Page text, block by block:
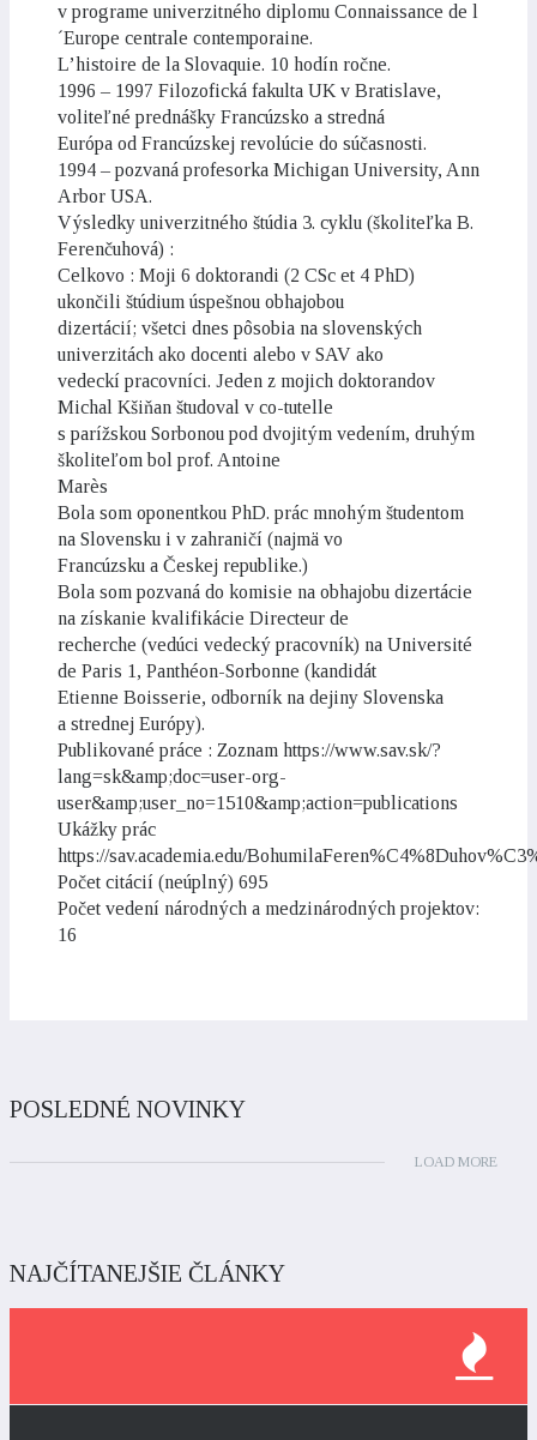
v programe univerzitného diplomu Connaissance de l
´Europe centrale contemporaine.
L’histoire de la Slovaquie. 10 hodín ročne.
1996 – 1997 Filozofická fakulta UK v Bratislave,
voliteľné prednášky Francúzsko a stredná
Európa od Francúzskej revolúcie do súčasnosti.
1994 – pozvaná profesorka Michigan University, Ann
Arbor USA.
Výsledky univerzitného štúdia 3. cyklu (školiteľka B.
Ferenčuhová) :
Celkovo : Moji 6 doktorandi (2 CSc et 4 PhD)
ukončili štúdium úspešnou obhajobou
dizertácií; všetci dnes pôsobia na slovenských
univerzitách ako docenti alebo v SAV ako
vedeckí pracovníci. Jeden z mojich doktorandov
Michal Kšiňan študoval v co-tutelle
s parížskou Sorbonou pod dvojitým vedením, druhým
školiteľom bol prof. Antoine
Marès
Bola som oponentkou PhD. prác mnohým študentom
na Slovensku i v zahraničí (najmä vo
Francúzsku a Českej republike.)
Bola som pozvaná do komisie na obhajobu dizertácie
na získanie kvalifikácie Directeur de
recherche (vedúci vedecký pracovník) na Université
de Paris 1, Panthéon-Sorbonne (kandidát
Etienne Boisserie, odborník na dejiny Slovenska
a strednej Európy).
Publikované práce : Zoznam https://www.sav.sk/?
lang=sk&amp;doc=user-org-
user&amp;user_no=1510&amp;action=publications
Ukážky prác
https://sav.academia.edu/
Počet citácií (neúplný) 695
Počet vedení národných a medzinárodných projektov:
16
POSLEDNÉ NOVINKY
LOAD MORE
NAJČÍTANEJŠIE ČLÁNKY